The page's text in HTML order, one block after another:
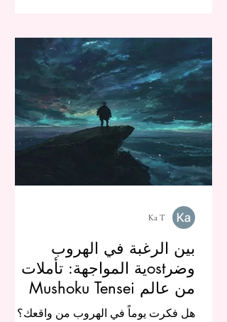
بين الرغبة في الهروب
وضرostية المواجهة: تأملات
من عالم Mushoku Tensei
هل فكرت يوماً في الهروب من واقعك؟
Ka T